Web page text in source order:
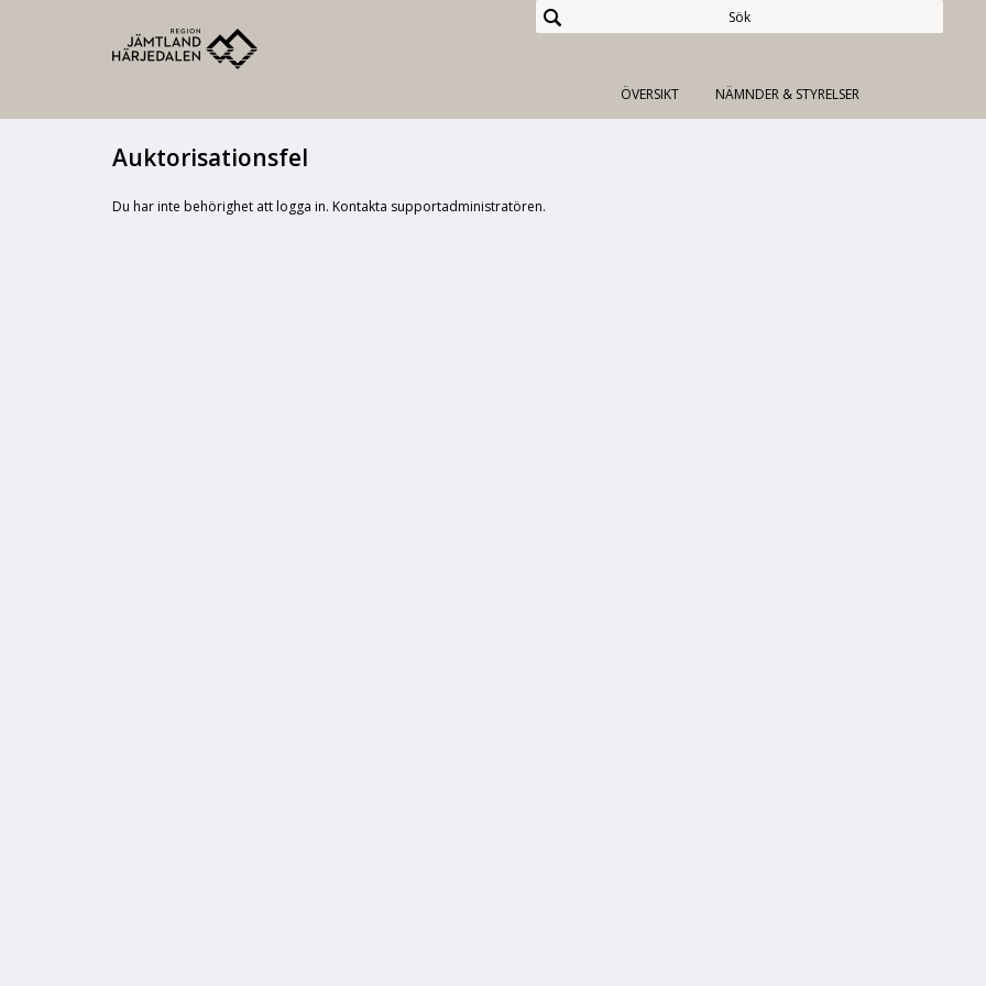
ÖVERSIKT NÄMNDER & STYRELSER
Auktorisationsfel
Du har inte behörighet att logga in. Kontakta supportadministratören.